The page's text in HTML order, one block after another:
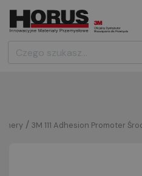
3M 111 Adhesion Promoter
/